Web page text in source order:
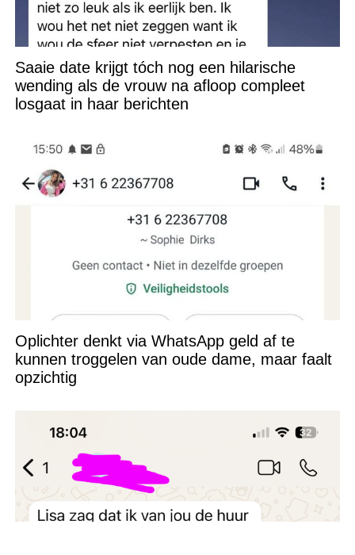
Saaie date krijgt tóch nog een hilarische
wending als de vrouw na afloop compleet
losgaat in haar berichten
Oplichter denkt via WhatsApp geld af te
kunnen troggelen van oude dame, maar faalt
opzichtig